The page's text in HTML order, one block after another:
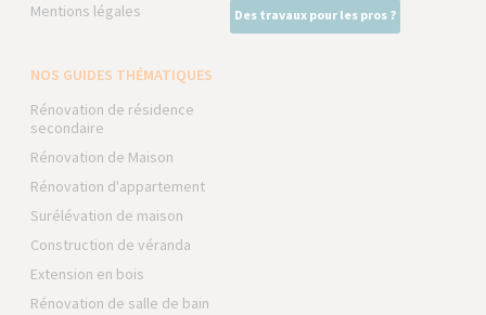
Mentions légales
Des travaux pour les pros ?
NOS GUIDES THÉMATIQUES
Rénovation de résidence
secondaire
Rénovation de Maison
Rénovation d'appartement
Surélévation de maison
Construction de véranda
Extension en bois
Rénovation de salle de bain